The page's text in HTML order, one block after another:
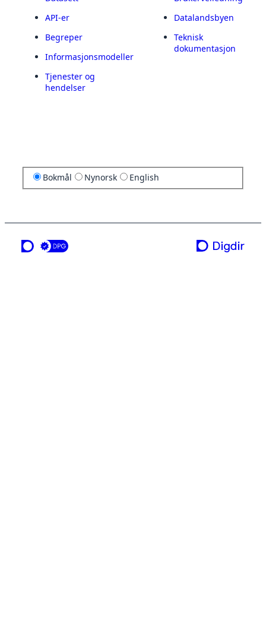
API-er
Begreper
Informasjonsmodeller
Tjenester og
hendelser
Datalandsbyen
Teknisk
dokumentasjon
Bokmål Nynorsk English